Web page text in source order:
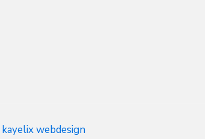
kayelix webdesign